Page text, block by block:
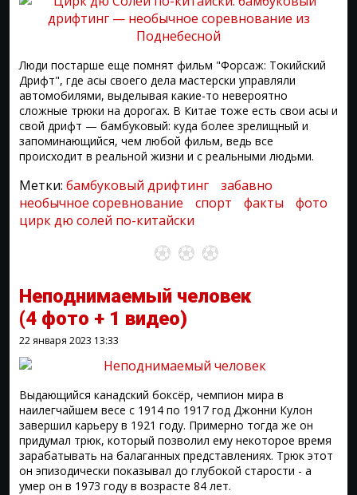
Люди постарше еще помнят фильм "Форсаж: Токийский
Дрифт", где асы своего дела мастерски управляли
автомобилями, выделывая какие-то невероятно
сложные трюки на дорогах. В Китае тоже есть свои асы и
свой дрифт — бамбуковый: куда более зрелищный и
запоминающийся, чем любой фильм, ведь все
происходит в реальной жизни и с реальными людьми.
Метки: бамбуковый дрифтинг
забавно
необычное соревнование
спорт факты
фото
цирк дю солей по-китайски
Неподнимаемый человек⁠⁠
(4 фото + 1 видео)
22 января 2023 13:33
Выдающийся канадский боксёр, чемпион мира в
наилегчайшем весе с 1914 по 1917 год Джонни Кулон
завершил карьеру в 1921 году. Примерно тогда же он
придумал трюк, который позволил ему некоторое время
зарабатывать на балаганных представлениях. Трюк этот
он эпизодически показывал до глубокой старости - а
умер он в 1973 году в возрасте 84 лет.